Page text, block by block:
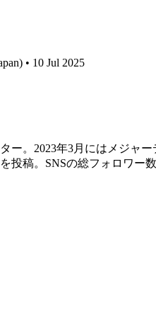
• 10 Jul 2025
ー。2023年3月にはメジャ
稿。SNSの総フォロワー